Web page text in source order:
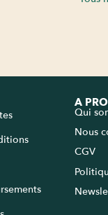
A
Qui
Nous
CGV